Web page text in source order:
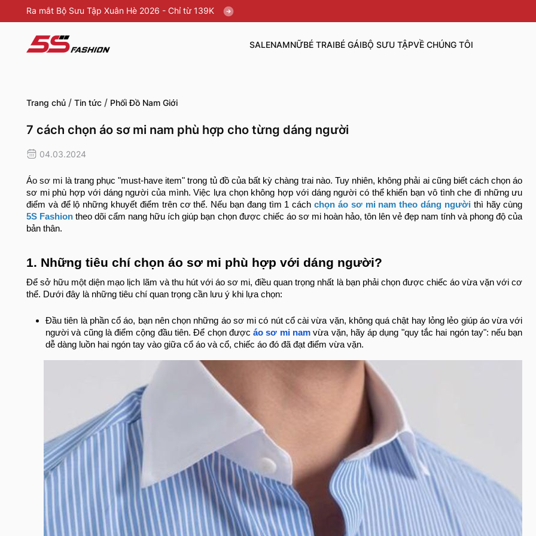
Ra mắt Bộ Sưu Tập Xuân Hè 2026 - Chỉ từ 139K
SALENAMNỮBÉ TRAIBÉ GÁIBỘ SƯU TẬPVỀ CHÚNG TÔI
Trang chủ / Tin tức / Phối Đồ Nam Giới
7 cách chọn áo sơ mi nam phù hợp cho từng dáng người
04.03.2024
Áo sơ mi là trang phục "must-have item" trong tủ đồ của bất kỳ chàng trai nào. Tuy nhiên, không phải ai cũng biết cách chọn áo
sơ mi phù hợp với dáng người của mình. Việc lựa chọn không hợp với dáng người có thể khiến bạn vô tình che đi những ưu
điểm và để lộ những khuyết điểm trên cơ thể. Nếu bạn đang tìm 1 cáchchọn áo sơ mi nam theo dáng ngườithì hãy cùng
5S Fashion theo dõi cẩm nang hữu ích giúp bạn chọn được chiếc áo sơ mi hoàn hảo, tôn lên vẻ đẹp nam tính và phong độ của
bản thân.
1. Những tiêu chí chọn áo sơ mi phù hợp với dáng người?
Để sở hữu một diện mạo lịch lãm và thu hút với áo sơ mi, điều quan trọng nhất là bạn phải chọn được chiếc áo vừa vặn với cơ
thể. Dưới đây là những tiêu chí quan trọng cần lưu ý khi lựa chọn:
Đầu tiên là phần cổ áo, bạn nên chọn những áo sơ mi có nút cổ cài vừa vặn, không quá chật hay lỏng lẻo giúp áo vừa với
người và cũng là điểm cộng đầu tiên. Để chọn đượcáo sơ mi nam vừa vặn, hãy áp dụng "quy tắc hai ngón tay": nếu bạn
dễ dàng luồn hai ngón tay vào giữa cổ áo và cổ, chiếc áo đó đã đạt điểm vừa vặn.